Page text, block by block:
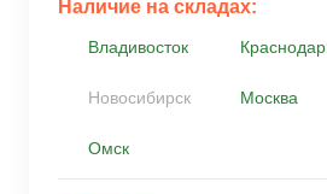
Наличие на складах:
Владивосток Краснодар
Новосибирск Москва
Омск